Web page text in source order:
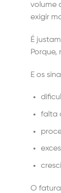
volume
exigir
É
E os
falta
O